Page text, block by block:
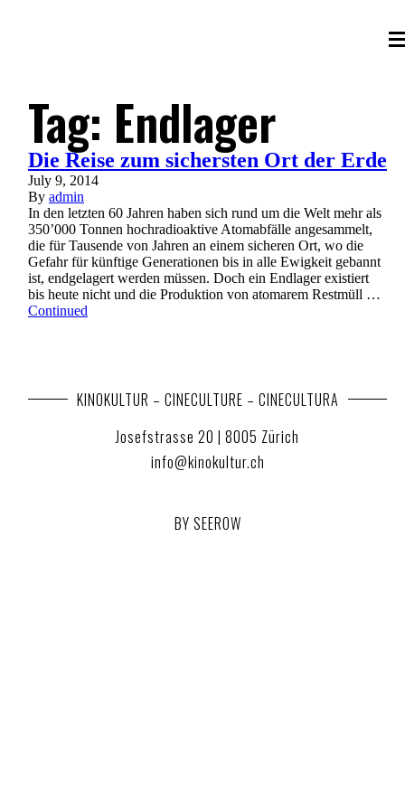
Tag: Endlager
Die Reise zum sichersten Ort der Erde
July 9, 2014
By admin
In den letzten 60 Jahren haben sich rund um die Welt mehr als
350’000 Tonnen hochradioaktive Atomabfälle angesammelt,
die für Tausende von Jahren an einem sicheren Ort, wo die
Gefahr für künftige Generationen bis in alle Ewigkeit gebannt
ist, endgelagert werden müssen. Doch ein Endlager existiert
bis heute nicht und die Produktion von atomarem Restmüll …
Continued
KINOKULTUR – CINECULTURE – CINECULTURA
Josefstrasse 20 | 8005 Zürich
info@kinokultur.ch
BY SEEROW